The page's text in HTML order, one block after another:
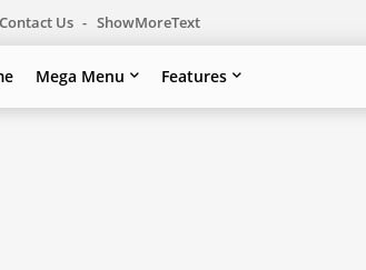
Contact Us ShowMoreText
Mega Menu Features